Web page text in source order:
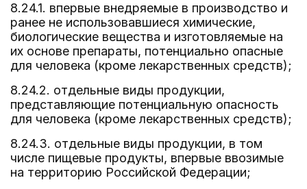
8.24.1. впервые внедряемые в производство и
ранее не использовавшиеся химические,
биологические вещества и изготовляемые на
их основе препараты, потенциально опасные
для человека (кроме лекарственных средств);
8.24.2. отдельные виды продукции,
представляющие потенциальную опасность
для человека (кроме лекарственных средств);
8.24.3. отдельные виды продукции, в том
числе пищевые продукты, впервые ввозимые
на территорию Российской Федерации;